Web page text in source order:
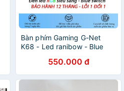
Bàn phím Gaming G-Net
K68 - Led ranibow - Blue
Màu đen - Bảo hành 12
tháng
550.000 đ